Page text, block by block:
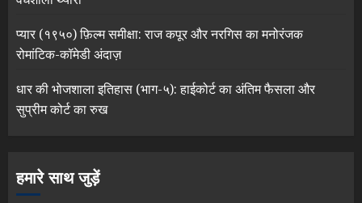
प्यार (१९५०) फ़िल्म समीक्षा: राज कपूर और नरगिस का मनोरंजक
रोमांटिक-कॉमेडी अंदाज़
धार की भोजशाला इतिहास (भाग-५): हाईकोर्ट का अंतिम फैसला और
सुप्रीम कोर्ट का रुख
हमारे साथ जुड़ें